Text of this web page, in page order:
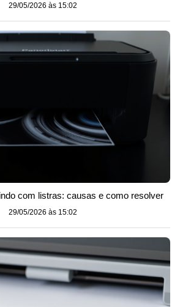
29/05/2026 às 15:02
com listras: causas e como resolver
29/05/2026 às 15:02